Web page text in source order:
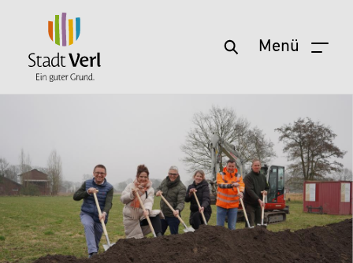
Zum Hauptinhalt springen Menü